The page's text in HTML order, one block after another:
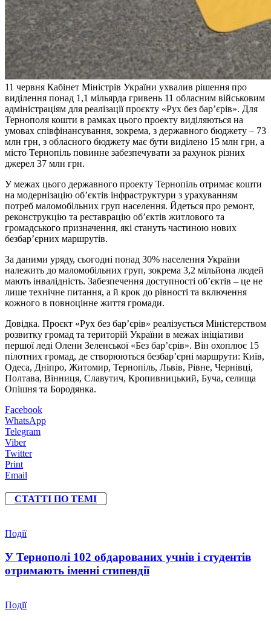
11 червня Кабінет Міністрів України ухвалив рішення про
виділення понад 1,1 мільярда гривень 11 обласним військовим
адміністраціям для реалізації проєкту «Рух без бар’єрів». Для
Тернополя кошти в рамках цього проекту виділяються на
умовах співфінансування, зокрема, з державного бюджету – 73
млн грн, з обласного бюджету має бути виділено 15 млн грн, а
місто Тернопіль повинне забезпечувати за рахунок різних
джерел 37 млн грн.
У межах цього державного проекту Тернопіль отримає кошти
на модернізацію об’єктів інфраструктури з урахуванням
потреб маломобільних груп населення. Йдеться про ремонт,
реконструкцію та реставрацію об’єктів житлового та
громадського призначення, які стануть частиною нових
безбар’єрних маршрутів.
За даними уряду, сьогодні понад 30% населення України
належить до маломобільних груп, зокрема 3,2 мільйона людей
мають інвалідність. Забезпечення доступності об’єктів – це не
лише технічне питання, а й крок до рівності та включення
кожного в повноцінне життя громади.
Довідка. Проєкт «Рух без бар’єрів» реалізується Міністерством
розвитку громад та територій України в межах ініціативи
першої леді Олени Зеленської «Без бар’єрів». Він охоплює 15
пілотних громад, де створюються безбар’єрні маршрути: Київ,
Одеса, Дніпро, Житомир, Тернопіль, Львів, Рівне, Чернівці,
Полтава, Вінниця, Славутич, Кропивницький, Буча, селища
Опішня та Бородянка.
Facebook
WhatsApp
Telegram
Viber
Twitter
Print
Email
СТАТТІ ПО ТЕМІ
Події
У Тернополі 102 обдарованих учнів і студентів
отримають іменні стипендії
Події